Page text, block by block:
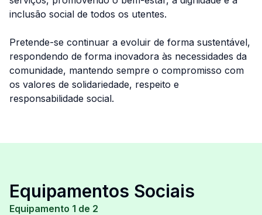
inclusão social de todos os utentes.
Pretende-se continuar a evoluir de forma sustentável,
respondendo de forma inovadora às necessidades da
comunidade, mantendo sempre o compromisso com
os valores de solidariedade, respeito e
responsabilidade social.
Equipamentos Sociais
Equipamento 1 de 2